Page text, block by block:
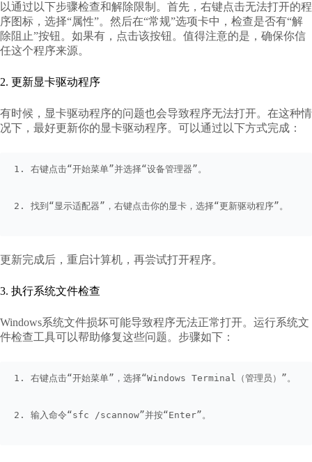
以通过以下步骤检查和解除限制。首先，右键点击无法打开的程
序图标，选择“属性”。然后在“常规”选项卡中，检查是否有“解
除阻止”按钮。如果有，点击该按钮。值得注意的是，确保你信
任这个程序来源。
2. 更新显卡驱动程序
有时候，显卡驱动程序的问题也会导致程序无法打开。在这种情
况下，最好更新你的显卡驱动程序。可以通过以下方式完成：
1. 右键点击“开始菜单”并选择“设备管理器”。
2. 找到“显示适配器”，右键点击你的显卡，选择“更新驱动程序”。
更新完成后，重启计算机，再尝试打开程序。
3. 执行系统文件检查
Windows系统文件损坏可能导致程序无法正常打开。运行系统文
件检查工具可以帮助修复这些问题。步骤如下：
1. 右键点击“开始菜单”，选择“Windows Terminal（管理员）”。
2. 输入命令“sfc /scannow”并按“Enter”。